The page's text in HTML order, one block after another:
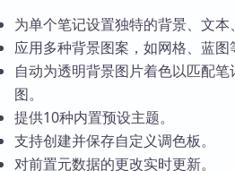
为单个笔记设置独特的背景、文本
应用多种背景图案，如网格、蓝图
自动为透明背景图片着色以匹配
图。
提供10种内置预设主题。
支持创建并保存自定义调色板。
对前置元数据的更改实时更新。